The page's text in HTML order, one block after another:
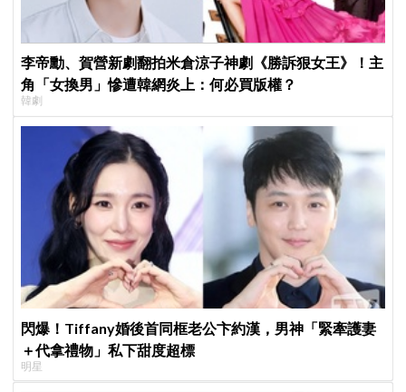
李帝勳、賀營新劇翻拍米倉涼子神劇《勝訴狠女王》！主
角「女換男」慘遭韓網炎上：何必買版權？
韓劇
閃爆！Tiffany婚後首同框老公卞約漢，男神「緊牽護妻
＋代拿禮物」私下甜度超標
明星